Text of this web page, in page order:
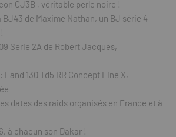
CJ3B , véritable perle noire !
de Maxime Nathan, un BJ série 4
Serie 2A de Robert Jacques,
130 Td5 RR Concept Line X,
dates des raids organisés en France et à
à chacun son Dakar !